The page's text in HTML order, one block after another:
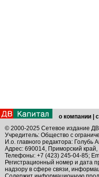
о компании
© 2000-2025 Сетевое издание
Учредитель: Общество с
И.о. главного редактора: Голубь
Адрес: 690014, Приморский край,
Телефоны: +7 (423) 245-04-85;
Регистрационный номер и дата
надзору в сфере связи,